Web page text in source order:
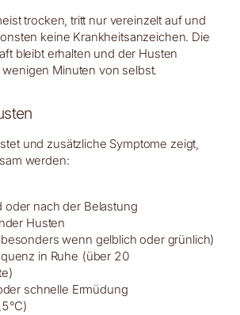
trocken, tritt nur vereinzelt auf und
keine Krankheitsanzeichen. Die
bleibt erhalten und der Husten
Minuten von selbst.
und zusätzliche Symptome zeigt,
werden:
oder nach der Belastung
Husten
wenn gelblich oder grünlich)
in Ruhe (über 20
schnelle Ermüdung